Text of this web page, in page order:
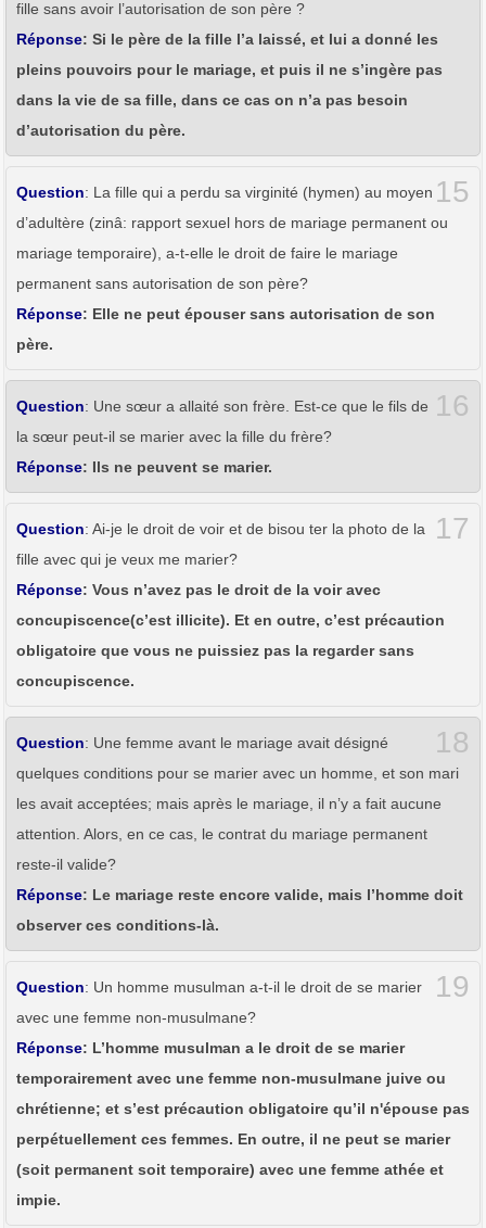
fille sans avoir l’autorisation de son père ?
Réponse: Si le père de la fille l’a laissé, et lui a donné les
pleins pouvoirs pour le mariage, et puis il ne s’ingère pas
dans la vie de sa fille, dans ce cas on n’a pas besoin
d’autorisation du père.
15
Question: La fille qui a perdu sa virginité (hymen) au moyen
d’adultère (zinâ: rapport sexuel hors de mariage permanent ou
mariage temporaire), a-t-elle le droit de faire le mariage
permanent sans autorisation de son père?
Réponse: Elle ne peut épouser sans autorisation de son
père.
16
Question: Une sœur a allaité son frère. Est-ce que le fils de
la sœur peut-il se marier avec la fille du frère?
Réponse: Ils ne peuvent se marier.
17
Question: Ai-je le droit de voir et de bisou ter la photo de la
fille avec qui je veux me marier?
Réponse: Vous n’avez pas le droit de la voir avec
concupiscence(c’est illicite). Et en outre, c’est précaution
obligatoire que vous ne puissiez pas la regarder sans
concupiscence.
18
Question: Une femme avant le mariage avait désigné
quelques conditions pour se marier avec un homme, et son mari
les avait acceptées; mais après le mariage, il n’y a fait aucune
attention. Alors, en ce cas, le contrat du mariage permanent
reste-il valide?
Réponse: Le mariage reste encore valide, mais l’homme doit
observer ces conditions-là.
19
Question: Un homme musulman a-t-il le droit de se marier
avec une femme non-musulmane?
Réponse: L’homme musulman a le droit de se marier
temporairement avec une femme non-musulmane juive ou
chrétienne; et s’est précaution obligatoire qu’il n'épouse pas
perpétuellement ces femmes. En outre, il ne peut se marier
(soit permanent soit temporaire) avec une femme athée et
impie.